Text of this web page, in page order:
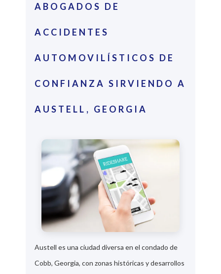
ABOGADOS DE
ACCIDENTES
AUTOMOVILÍSTICOS DE
CONFIANZA SIRVIENDO A
AUSTELL, GEORGIA
Austell es una ciudad diversa en el condado de
Cobb, Georgia, con zonas históricas y desarrollos